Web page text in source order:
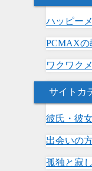
ハッピー
PCMAXの
ワクワク
サイトカ
彼氏・彼
出会いの
孤独と寂